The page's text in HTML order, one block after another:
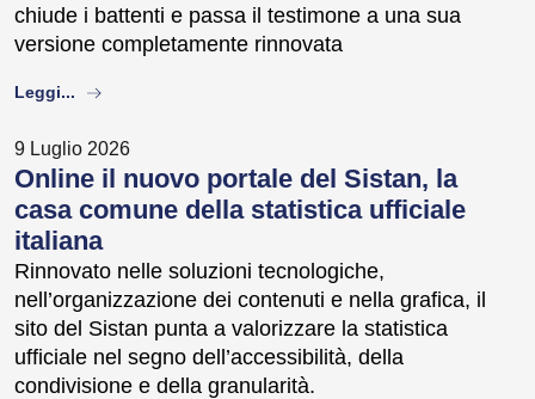
chiude i battenti e passa il testimone a una sua
versione completamente rinnovata
Leggi... about
9 Luglio 2026
Online il nuovo portale del Sistan, la
casa comune della statistica ufficiale
italiana
Rinnovato nelle soluzioni tecnologiche,
nell’organizzazione dei contenuti e nella grafica, il
sito del Sistan punta a valorizzare la statistica
ufficiale nel segno dell’accessibilità, della
condivisione e della granularità.